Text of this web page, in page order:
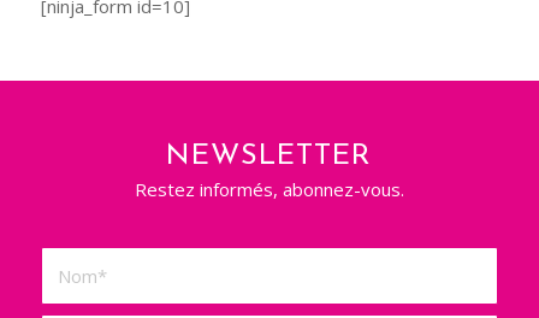
[ninja_form id=10]
NEWSLETTER
Restez informés, abonnez-vous.